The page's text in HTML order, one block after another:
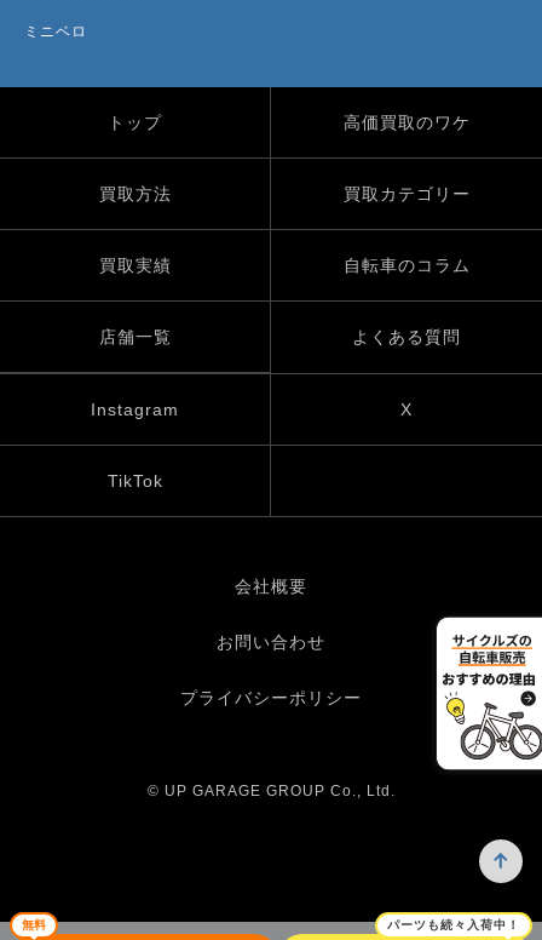
無料 パーツも続々入荷中！
ミニベロ
トップ 高価買取のワケ
買取方法 買取カテゴリー
買取実績 自転車のコラム
店舗一覧 よくある質問
Instagram X
TikTok
会社概要
お問い合わせ
プライバシーポリシー
© UP GARAGE GROUP Co., Ltd.